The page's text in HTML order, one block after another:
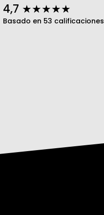
4,7 ★★★★★
Basado en 53 calificaciones